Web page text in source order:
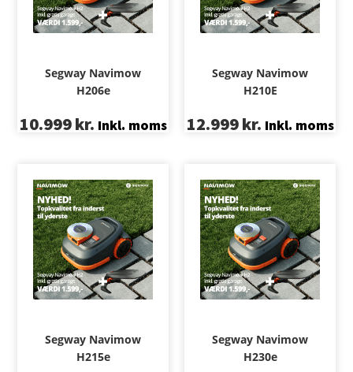
Segway Navimow
H206e
10.999kr. Inkl. moms
Segway Navimow
H210E
12.999kr. Inkl. moms
Segway Navimow
H215e
Segway Navimow
H230e